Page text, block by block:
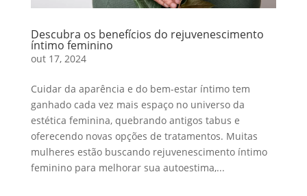
Descubra os benefícios do rejuvenescimento
íntimo feminino
out 17, 2024
Cuidar da aparência e do bem-estar íntimo tem
ganhado cada vez mais espaço no universo da
estética feminina, quebrando antigos tabus e
oferecendo novas opções de tratamentos. Muitas
mulheres estão buscando rejuvenescimento íntimo
feminino para melhorar sua autoestima,...